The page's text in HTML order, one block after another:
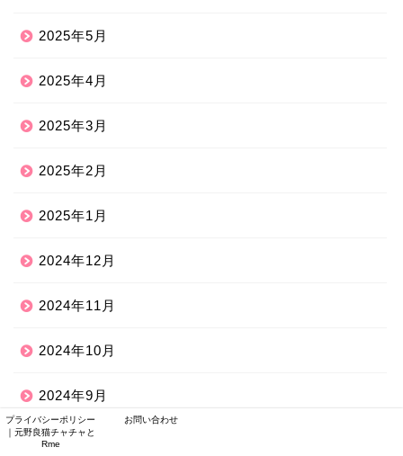
2025年5月
2025年4月
2025年3月
2025年2月
2025年1月
2024年12月
2024年11月
2024年10月
2024年9月
2024年8月
プライバシーポリシー
｜元野良猫チャチャと
Rme
お問い合わせ